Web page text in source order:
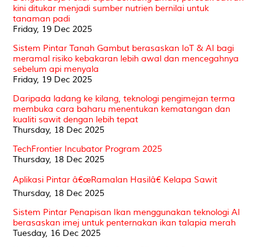
kini ditukar menjadi sumber nutrien bernilai untuk
tanaman padi
Friday, 19 Dec 2025
Sistem Pintar Tanah Gambut berasaskan IoT & AI bagi
meramal risiko kebakaran lebih awal dan mencegahnya
sebelum api menyala
Friday, 19 Dec 2025
Daripada ladang ke kilang, teknologi pengimejan terma
membuka cara baharu menentukan kematangan dan
kualiti sawit dengan lebih tepat
Thursday, 18 Dec 2025
TechFrontier Incubator Program 2025
Thursday, 18 Dec 2025
Aplikasi Pintar â€œRamalan Hasilâ€ Kelapa Sawit
Thursday, 18 Dec 2025
Sistem Pintar Penapisan Ikan menggunakan teknologi AI
berasaskan imej untuk penternakan ikan talapia merah
Tuesday, 16 Dec 2025